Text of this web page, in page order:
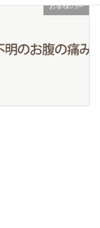
お客様の声